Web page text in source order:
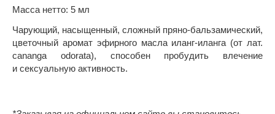
Масса нетто: 5 мл
Чарующий, насыщенный, сложный пряно-бальзамический,
цветочный аромат эфирного масла иланг-иланга (от лат.
cananga odorata), способен пробудить влечение
и сексуальную активность.